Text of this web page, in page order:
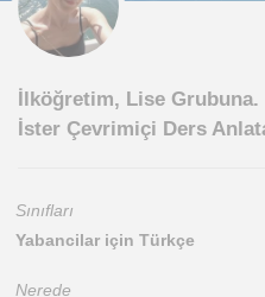
İlköğretim, Lise Grubuna.
İster Çevrimiçi Ders
Sınıfları
Yabancilar için Türkçe
Nerede